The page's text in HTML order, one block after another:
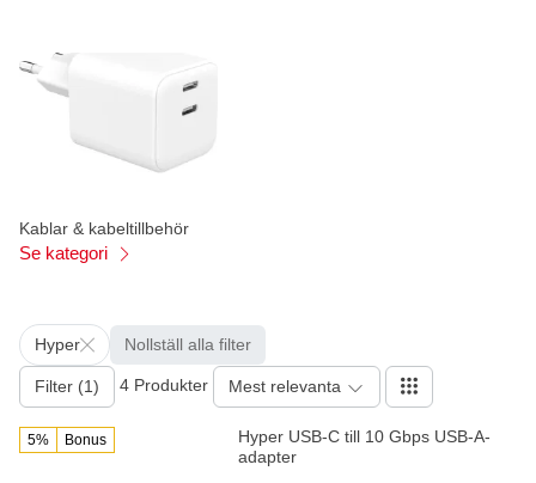
Kablar & kabeltillbehör
Se kategori
Hyper Nollställ alla filter
Filter (1) 4 Produkter Mest relevanta
5% Bonus
Hyper USB-C till 10 Gbps USB-A-
adapter